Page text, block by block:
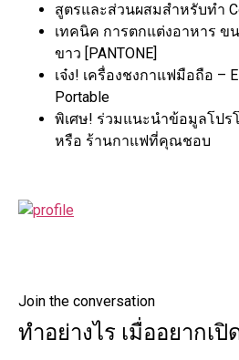
สูตรและส่วนผสมสำหรับทำ
เทคนิค การตกแต่งอาหาร ข
ขาว [PANTONE]
เจ๋ง! เครื่องชงกาแฟมือถือ –
Portable
พิเศษ! ร่วมแนะนำข้อมูลโปร
หรือ ร้านกาแฟที่คุณชอบ
Join the conversation
ทำอย่างไร เมื่ออยากเ